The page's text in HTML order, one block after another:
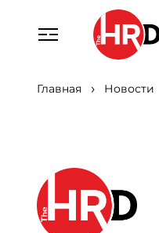
Главная Новости